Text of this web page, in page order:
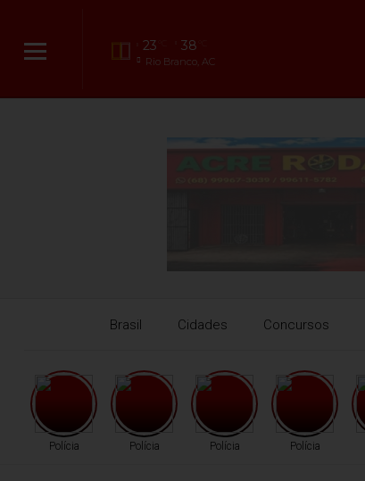
23 38
Rio Branco, AC
Brasil Cidades Concursos
Polícia Polícia Polícia Polícia